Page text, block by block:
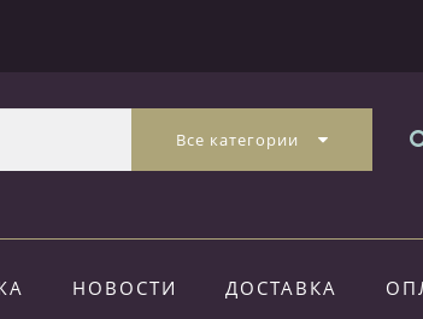
Все категории
НОВОСТИ ДОСТАВКА